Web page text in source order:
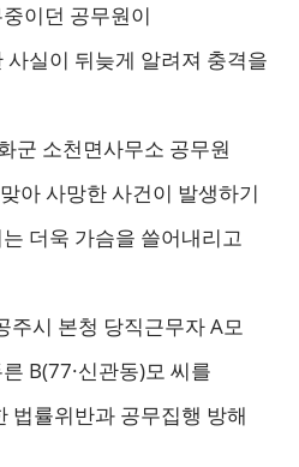
이던 공무원이
실이 뒤늦게 알려져 충격을
군 소천면사무소 공무원
아 사망한 사건이 발생하기
더욱 가슴을 쓸어내리고
주시 본청 당직근무자 A모
B(77·신관동)모 씨를
법률위반과 공무집행 방해